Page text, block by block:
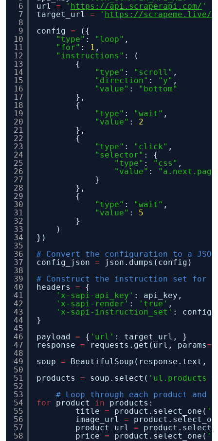
6
7
8
9
10
11
12
13
14
15
16
17
18
19
20
21
22
23
24
25
26
27
28
29
30
31
32
33
34
35
36
37
38
39
40
41
42
43
44
45
46
47
48
49
50
51
52
53
54
55
56
57
58
url = ' https://api.scraperapi.com/ '
target_url = ' https://scrapeme.live/
config =
({
"type" : "loop" ,
"for" : 1 ,
"instructions" : (
{
"type" : "scroll" ,
"direction" : "y" ,
"value" :
"bottom"
},
{
"type" : "wait" ,
"value" : 2
},
{
"type" : "click" ,
"selector" : {
"type" : "css" ,
"value" :
}
},
{
"type" : "wait" ,
"value" : 5
}
)
})
# Convert the configuration to a
config_json =
json.dumps(config)
# Construct the instruction set for
headers =
{
'x-sapi-api_key' : api_key,
'x-sapi-render' : 'true' ,
'x-sapi-instruction_set' :
}
payload = { 'url' : target_url, }
response = requests.get(url, params=
soup = BeautifulSoup(response.text,
products = soup.select( 'ul.products
# Loop through each product
for
product in
products:
title = product.select_one(
image_url =
product_url =
price = product.select_one(